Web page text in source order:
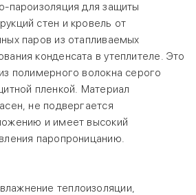
пароизоляция для защиты
стен и кровель от
паров из отапливаемых
конденсата в утеплителе. Это
полимерного волокна серого
пленкой. Материал
не подвергается
и имеет высокий
паропроницанию.
теплоизоляции,